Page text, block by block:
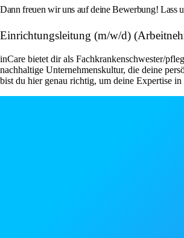
Dann freuen wir uns auf deine Bewerbung! Lass
Einrichtungsleitung (m/w/d)
inCare bietet dir als Fachkrankenschwester/
nachhaltige Unternehmenskultur, die deine
bist du hier genau richtig, um deine Expertise